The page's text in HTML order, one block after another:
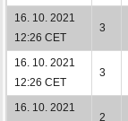
16. 10. 2021
12:26 CET
3
16. 10. 2021
12:26 CET
3
16. 10. 2021
2